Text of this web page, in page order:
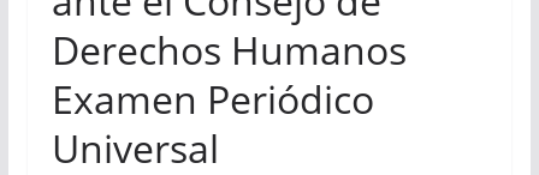
Derechos Humanos
Examen Periódico
Universal